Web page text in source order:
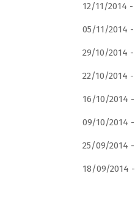
12/11/2014 -
05/11/2014 -
29/10/2014 -
22/10/2014 -
16/10/2014 -
09/10/2014 -
25/09/2014 -
18/09/2014 -